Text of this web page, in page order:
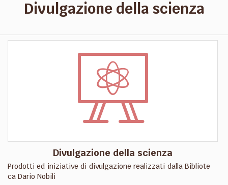
Divulgazione della scienza
Divulgazione della scienza
Prodotti ed iniziative di divulgazione realizzati dalla Bibliote
ca Dario Nobili